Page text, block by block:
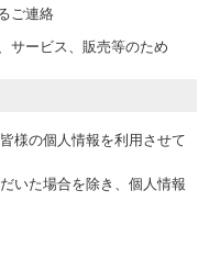
ご連絡
サービス、販売等のため
様の個人情報を利用させて
いた場合を除き、個人情報